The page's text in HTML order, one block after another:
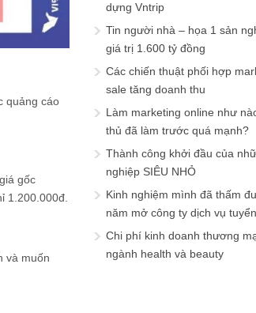
quảng cáo
gốc
1.200.000đ.
và muốn
dựng Vntrip
Tin người nhà – họa 1 sản
giá trị 1.600 tỷ đồng
Các chiến thuật phối hợp
sale tăng doanh thu
Làm marketing online như
thủ đã làm trước quá mạnh?
Thành công khởi đầu của
nghiệp SIÊU NHỎ
Kinh nghiệm mình đã thấm
năm mở công ty dịch vụ
Chi phí kinh doanh thương
ngành health và beauty